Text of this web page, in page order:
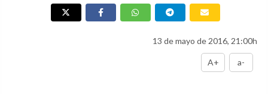
13 de mayo de 2016, 21:00h
A+ a-